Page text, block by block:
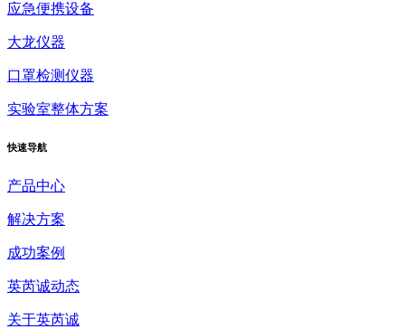
应急便携设备
大龙仪器
口罩检测仪器
实验室整体方案
快速导航
产品中心
解决方案
成功案例
英芮诚动态
关于英芮诚